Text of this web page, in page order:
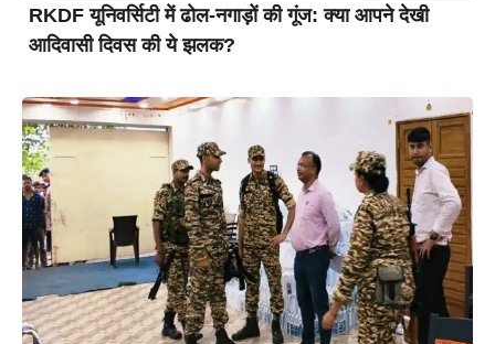
RKDF यूनिवर्सिटी में ढोल-नगाड़ों की गूंज: क्या आपने देखी
आदिवासी दिवस की ये झलक?